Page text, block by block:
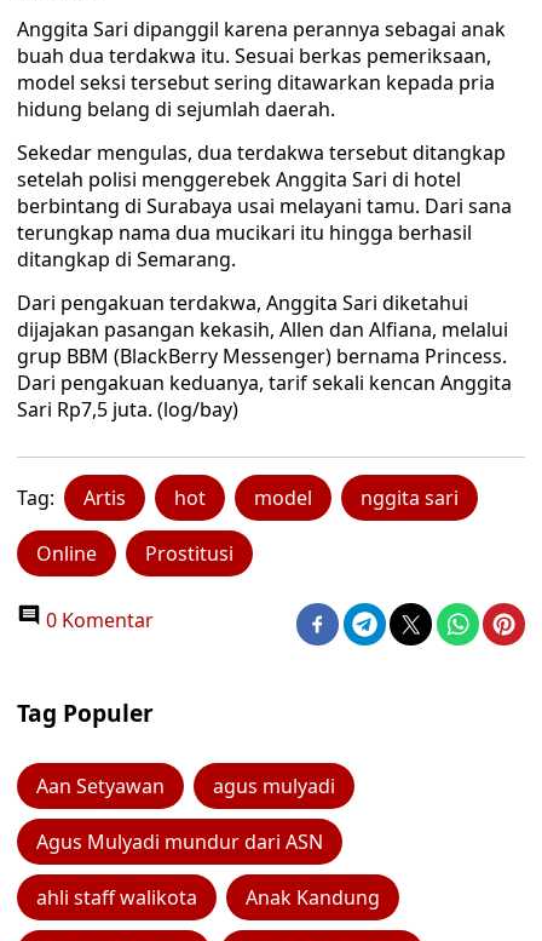
Anggita Sari dipanggil karena perannya sebagai anak
buah dua terdakwa itu. Sesuai berkas pemeriksaan,
model seksi tersebut sering ditawarkan kepada pria
hidung belang di sejumlah daerah.
Sekedar mengulas, dua terdakwa tersebut ditangkap
setelah polisi menggerebek Anggita Sari di hotel
berbintang di Surabaya usai melayani tamu. Dari sana
terungkap nama dua mucikari itu hingga berhasil
ditangkap di Semarang.
Dari pengakuan terdakwa, Anggita Sari diketahui
dijajakan pasangan kekasih, Allen dan Alfiana, melalui
grup BBM (BlackBerry Messenger) bernama Princess.
Dari pengakuan keduanya, tarif sekali kencan Anggita
Sari Rp7,5 juta. (log/bay)
Tag: Artis hot model nggita sari
Online Prostitusi
0 Komentar
Tag Populer
Aan Setyawan agus mulyadi
Agus Mulyadi mundur dari ASN
ahli staff walikota Anak Kandung